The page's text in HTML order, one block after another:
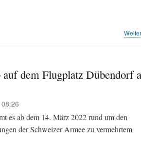
dem Flugplatz Dübendorf
es ab dem 14. März 2022 rund um den
der Schweizer Armee zu vermehrtem